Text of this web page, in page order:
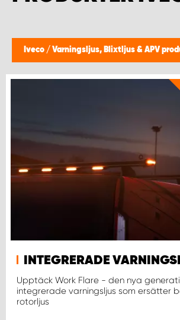
Iveco / Varningsljus, Blixtljus & APV
INTEGRERADE
Upptäck Work Flare - den nya
integrerade varningsljus som ersätter
rotorljus
WORK SYSTEM HELSINGBORG
WORK SYSTEM JÖNKÖPING
WORK SYSTEM KRISTIANSTAD
WORK SYSTEM NORRKÖPING
WORK SYSTEM SKELLEFTEÅ